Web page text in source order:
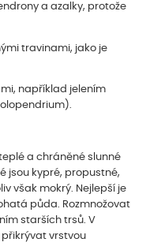
a azalky, protože
travinami, jako je
například jelením
a chráněné slunné
jsou kypré, propustné,
však mokrý. Nejlepší je
půda. Rozmnožovat
starších trsů. V
vrstvou